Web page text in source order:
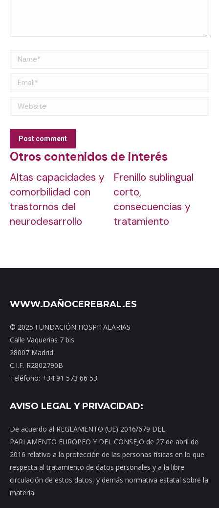
Name *
Email *
Website
Post comment
Otros contenidos de interés
Altas capacidades y
comorbilidad con
trastornos del
neurodesarrollo
Frenillo sublingual
corto,
consecuencias y
tratamiento
WWW.DAÑOCEREBRAL.ES
© 2025 FUNDACIÓN HOSPITALARIAS
Calle Vaquerías 7 bis
28007 Madrid
C.I.F. R2802790B
Teléfono: +34 91 573 66 53
AVISO LEGAL Y PRIVACIDAD:
De acuerdo al REGLAMENTO (UE) 2016/679 DEL
PARLAMENTO EUROPEO Y DEL CONSEJO de 27 de abril de
2016 relativo a la protección de las personas físicas en lo que
respecta al tratamiento de datos personales y a la libre
circulación de estos datos, y demás normativa estatal sobre la
materia.